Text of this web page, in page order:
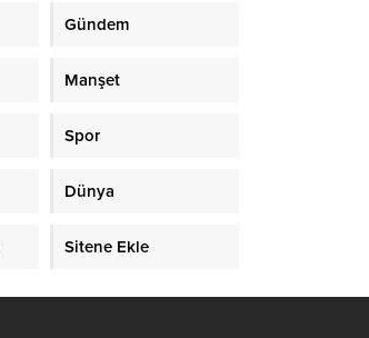
Gündem
Manşet
Spor
Dünya
Sitene Ekle